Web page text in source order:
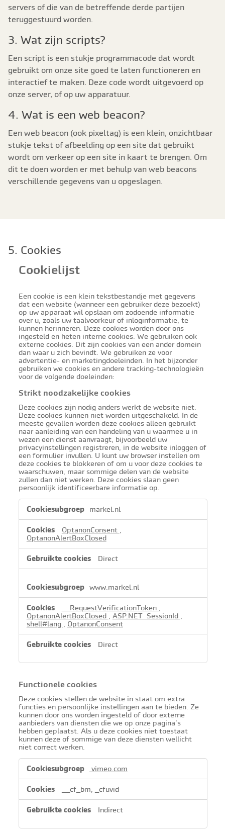
servers of die van de betreffende derde partijen
teruggestuurd worden.
3. Wat zijn scripts?
Een script is een stukje programmacode dat wordt
gebruikt om onze site goed te laten functioneren en
interactief te maken. Deze code wordt uitgevoerd op
onze server, of op uw apparatuur.
4. Wat is een web beacon?
Een web beacon (ook pixeltag) is een klein, onzichtbaar
stukje tekst of afbeelding op een site dat gebruikt
wordt om verkeer op een site in kaart te brengen. Om
dit te doen worden er met behulp van web beacons
verschillende gegevens van u opgeslagen.
5. Cookies
Cookielijst
Een cookie is een klein tekstbestandje met gegevens
dat een website (wanneer een gebruiker deze bezoekt)
op uw apparaat wil opslaan om zodoende informatie
over u, zoals uw taalvoorkeur of inloginformatie, te
kunnen herinneren. Deze cookies worden door ons
ingesteld en heten interne cookies. We gebruiken ook
externe cookies. Dit zijn cookies van een ander domein
dan waar u zich bevindt. We gebruiken ze voor
advertentie- en marketingdoeleinden. In het bijzonder
gebruiken we cookies en andere tracking-technologieën
voor de volgende doeleinden:
Strikt noodzakelijke cookies
Deze cookies zijn nodig anders werkt de website niet.
Deze cookies kunnen niet worden uitgeschakeld. In de
meeste gevallen worden deze cookies alleen gebruikt
naar aanleiding van een handeling van u waarmee u in
wezen een dienst aanvraagt, bijvoorbeeld uw
privacyinstellingen registreren, in de website inloggen of
een formulier invullen. U kunt uw browser instellen om
deze cookies te blokkeren of om u voor deze cookies te
waarschuwen, maar sommige delen van de website
zullen dan niet werken. Deze cookies slaan geen
persoonlijk identificeerbare informatie op.
Strikt
noodzakelijke
cookies
markel.nl
OptanonConsent
OptanonAlertBoxClosed
Direct
www.markel.nl
__RequestVerificationToken
OptanonAlertBoxClosed
ASP.NET_SessionId
shell#lang
OptanonConsent
Direct
Functionele cookies
Deze cookies stellen de website in staat om extra
functies en persoonlijke instellingen aan te bieden. Ze
kunnen door ons worden ingesteld of door externe
aanbieders van diensten die we op onze pagina’s
hebben geplaatst. Als u deze cookies niet toestaat
kunnen deze of sommige van deze diensten wellicht
niet correct werken.
Functionele
cookies
vimeo.com
__cf_bm, _cfuvid
Indirect